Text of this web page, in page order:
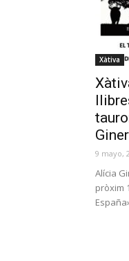
Xàtiva
Giner
9 mayo,
Alícia
pròxim